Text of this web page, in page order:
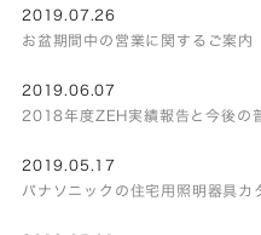
2019.07.26
お盆期間中の営業に関するご案内
2019.06.07
2018年度ZEH実績報告と今後の
2019.05.17
パナソニックの住宅用照明器具カ